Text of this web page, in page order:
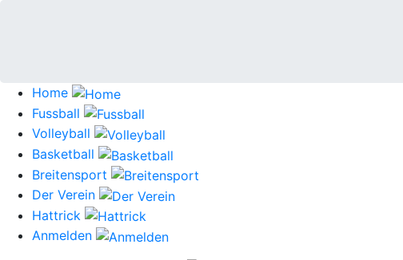
Home
Fussball
Volleyball
Basketball
Breitensport
Der Verein
Hattrick
Anmelden